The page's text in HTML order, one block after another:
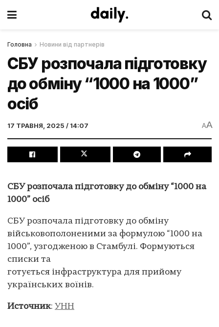
Головна Новини від партнерів
СБУ розпочала підготовку
до обміну “1000 на 1000”
осіб
17 ТРАВНЯ, 2025 / 14:07 AA
СБУ розпочала підготовку до обміну “1000 на
1000” осіб
СБУ розпочала підготовку до обміну
військовополоненими за формулою “1000 на
1000”, узгодженою в Стамбулі. Формуються
списки та
готується інфраструктура для прийому
українських воїнів.
Источник: УНН